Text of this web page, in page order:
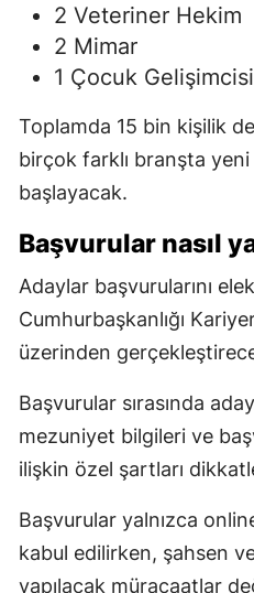
2 Veteriner Hekim
2 Mimar
1 Çocuk Gelişimcisi
Toplamda 15 bin kişilik
birçok farklı branşta
başlayacak.
Başvurular nasıl
Adaylar başvurularını
Cumhurbaşkanlığı
üzerinden
Başvurular sırasında
mezuniyet bilgileri ve
ilişkin özel şartları
Başvurular yalnızca
kabul edilirken, şahsen
yapılacak müracaatlar